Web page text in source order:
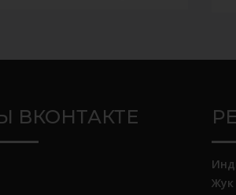
ВКОНТАКТЕ
Жук